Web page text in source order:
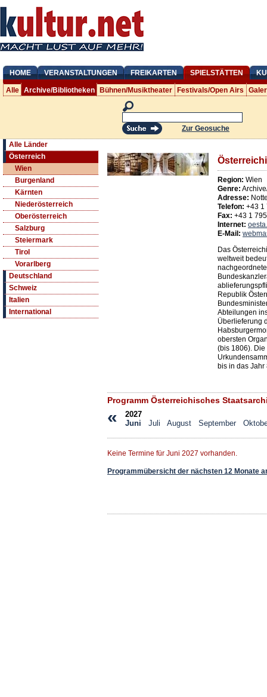
HOME VERANSTALTUNGEN FREIKARTEN SPIELSTÄTTEN
Alle Archive/Bibliotheken Bühnen/Musiktheater Festivals/Open Airs
Zur Geosuche
Alle Länder
Österreich
Wien
Burgenland
Kärnten
Niederösterreich
Oberösterreich
Salzburg
Steiermark
Tirol
Vorarlberg
Deutschland
Schweiz
Italien
International
Region: Wien
Genre:
Adresse:
Telefon: +43 1
Fax: +43 1
Internet:
E-Mail:
Das
weltweit
Republik
Abteilungen
Überlieferung
obersten
(bis 1806).
bis in das Jahr
Programm Österreichisches
«
2027
Juni
Juli August September
Keine Termine für Juni 2027 vorhanden.
Programmübersicht der nächsten 12 Monate